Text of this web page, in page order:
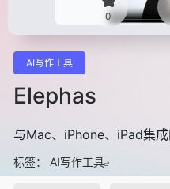
0
AI写作工具
Elephas
与Mac、iPhone、iPad集
标签： AI写作工具